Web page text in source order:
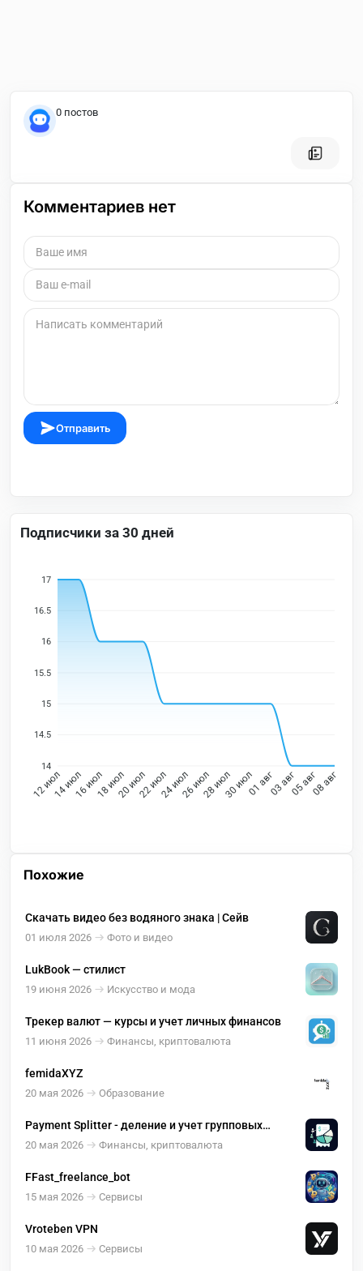
0 постов
Комментариев нет
Отправить
Подписчики за 30 дней
17
16.5
16
15.5
15
14.5
14
12 июл14 июл16 июл18 июл20 июл22 июл24 июл26 июл28 июл30 июл01 авг03 авг05 авг08 авг
Похожие
Скачать видео без водяного знака | Сейв
01 июля 2026 Фото и видео
LukBook — стилист
19 июня 2026 Искусство и мода
Трекер валют — курсы и учет личных финансов
11 июня 2026 Финансы, криптовалюта
femidaXYZ
20 мая 2026 Образование
Payment Splitter - деление и учет групповых
расходов
20 мая 2026 Финансы, криптовалюта
FFast_freelance_bot
15 мая 2026 Сервисы
Vroteben VPN
10 мая 2026 Сервисы